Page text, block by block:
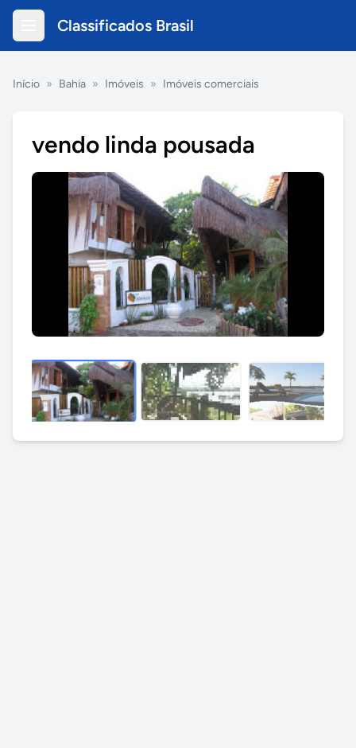
Classificados Brasil
Início » Bahia » Imóveis » Imóveis comerciais
vendo linda pousada